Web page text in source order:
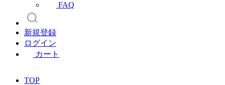
FAQ
新規登録
ログイン
カート
TOP